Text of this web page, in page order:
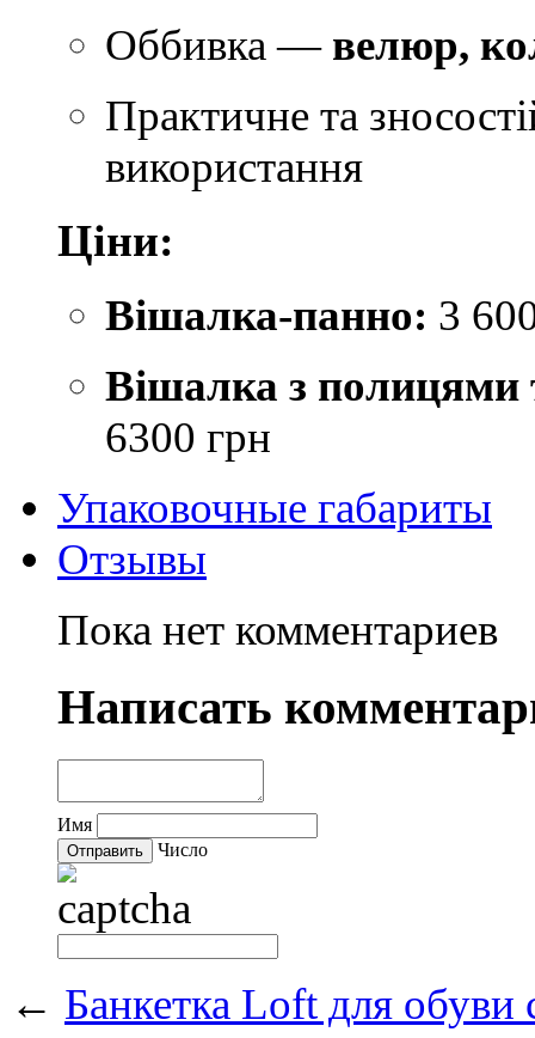
Оббивка — велюр,
Практичне та
використання
Ціни:
Вішалка-панно: 3
Вішалка з
6300 грн
Упаковочные габариты
Отзывы
Пока нет комментариев
Написать
Имя
Число
← Банкетка Loft для обуви